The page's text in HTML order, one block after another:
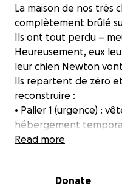
La maison de nos très
complètement brûlé
Ils ont tout perdu –
Heureusement, eux
leur chien Newton
Ils repartent de zéro
reconstruire :
• Palier 1 (urgence) :
hébergement
• Palier 2
logement pour
Read more
Donate